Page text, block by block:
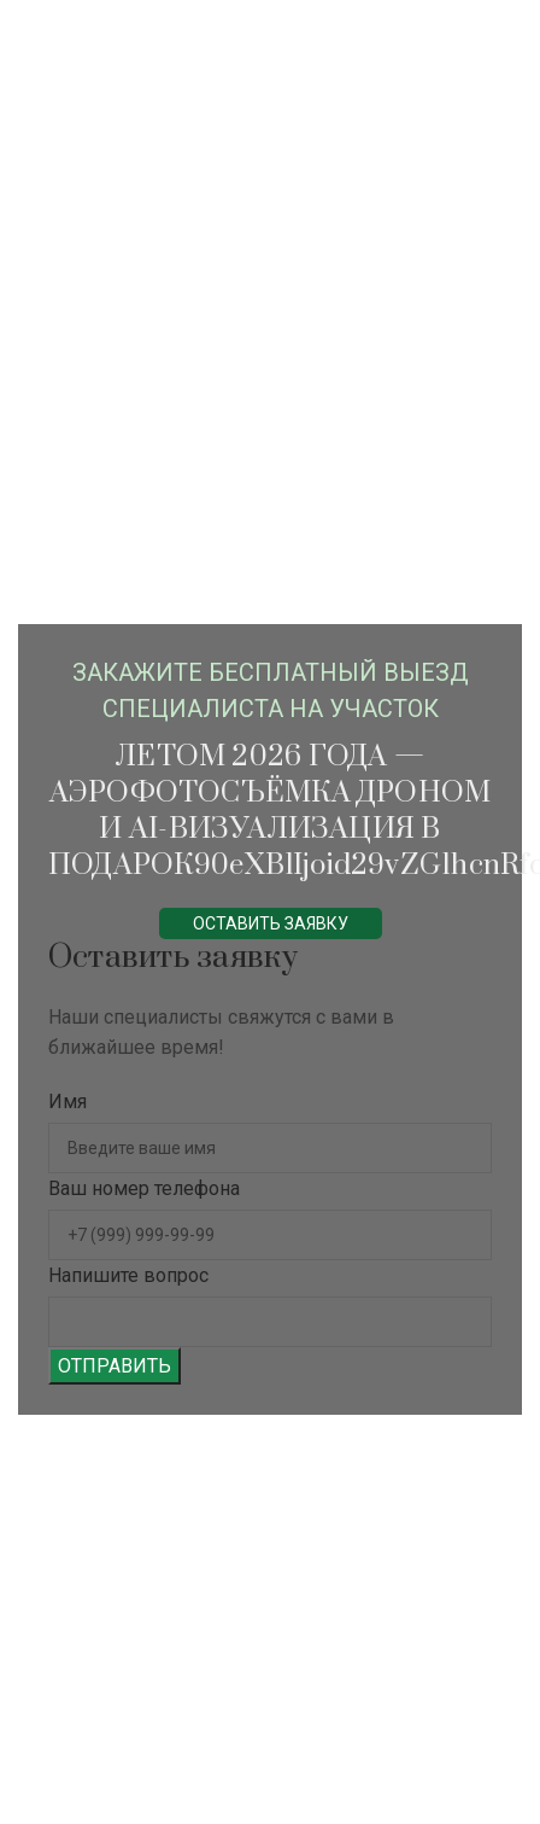
ЗАКАЖИTЕ БЕСПЛАТНЫЙ ВЫЕЗД
СПЕЦИАЛИСТА НА УЧАСТОК
ЛЕТОМ 2026 ГОДА —
АЭРОФОТОСЪЁМКА ДРОНОМ
И AI-ВИЗУАЛИЗАЦИЯ В
ОСТАВИТЬ ЗАЯВКУ
Оставить заявку
Наши специалисты свяжутся с вами в
ближайшее время!
Имя
Ваш номер телефона
Напишите вопрос
ОТПРАВИТЬ